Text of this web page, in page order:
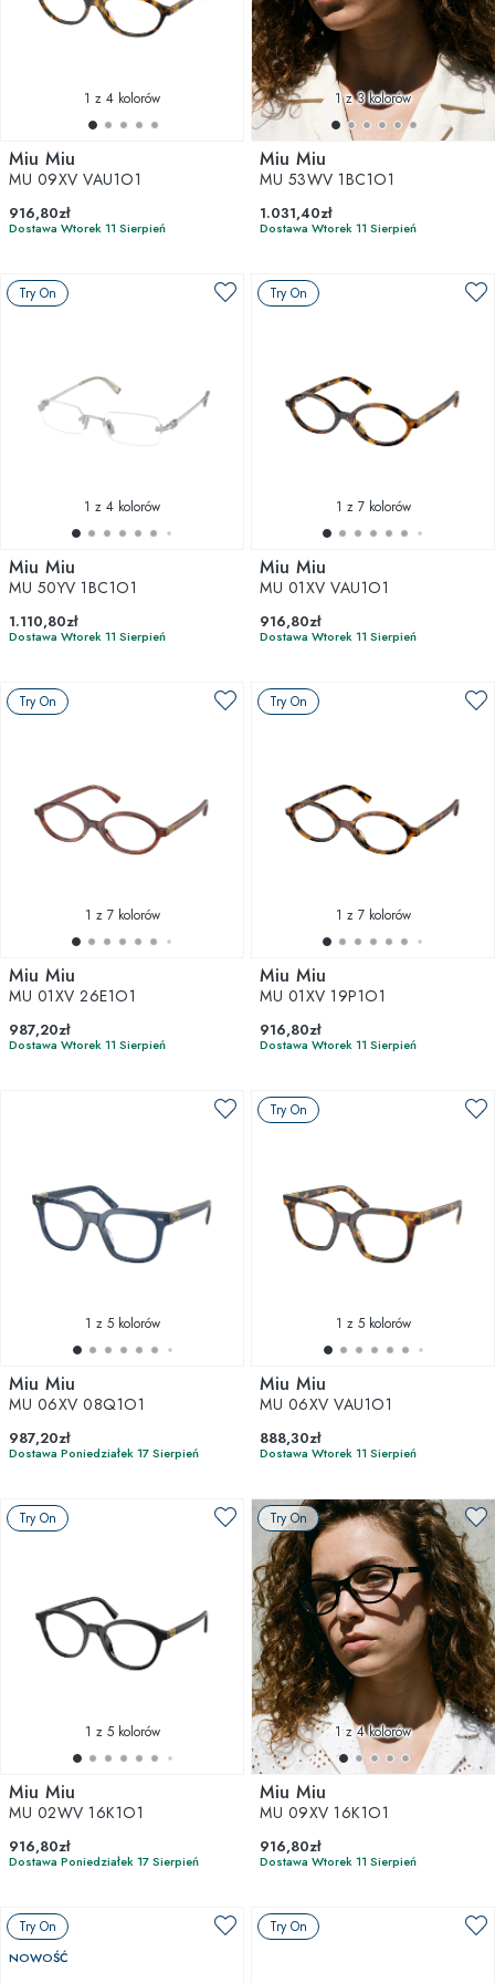
1 z 4 kolorów
Miu Miu
MU 09XV VAU1O1
916,80zł
Dostawa Wtorek 11 Sierpień
1z 3 kolorów
Miu Miu
MU 53WV 1BC1O1
1.031,40zł
Dostawa Wtorek 11 Sierpień
Try On
1 z 4 kolorów
Miu Miu
MU 50YV 1BC1O1
1.110,80zł
Dostawa Wtorek 11 Sierpień
Try On
1 z 7 kolorów
Miu Miu
MU 01XV VAU1O1
916,80zł
Dostawa Wtorek 11 Sierpień
Try On
1 z 7 kolorów
Miu Miu
MU 01XV 26E1O1
987,20zł
Dostawa Wtorek 11 Sierpień
Try On
1 z 7 kolorów
Miu Miu
MU 01XV 19P1O1
916,80zł
Dostawa Wtorek 11 Sierpień
1 z 5 kolorów
Miu Miu
MU 06XV 08Q1O1
987,20zł
Dostawa Poniedziałek 17 Sierpień
Try On
1 z 5 kolorów
Miu Miu
MU 06XV VAU1O1
888,30zł
Dostawa Wtorek 11 Sierpień
Try On
1 z 5 kolorów
Miu Miu
MU 02WV 16K1O1
916,80zł
Dostawa Poniedziałek 17 Sierpień
Try On
1z 4 kolorów
Miu Miu
MU 09XV 16K1O1
916,80zł
Dostawa Wtorek 11 Sierpień
Try On
NOWOŚĆ
Try On